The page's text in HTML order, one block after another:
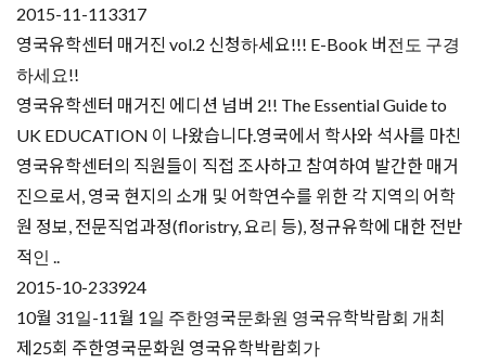
2015-11-113317
영국유학센터 매거진 vol.2 신청하세요!!! E-Book 버전도 구경
하세요!!
영국유학센터 매거진 에디션 넘버 2!! The Essential Guide to
UK EDUCATION 이 나왔습니다.영국에서 학사와 석사를 마친
영국유학센터의 직원들이 직접 조사하고 참여하여 발간한 매거
진으로서, 영국 현지의 소개 및 어학연수를 위한 각 지역의 어학
원 정보, 전문직업과정(floristry, 요리 등), 정규유학에 대한 전반
적인 ..
2015-10-233924
10월 31일-11월 1일 주한영국문화원 영국유학박람회 개최
제25회 주한영국문화원 영국유학박람회가